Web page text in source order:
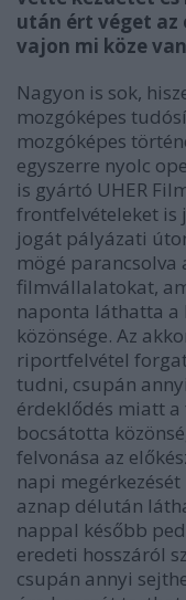
után ért véget az
vajon mi köze
Nagyon is sok,
mozgóképes
mozgóképes
egyszerre nyolc
is gyártó UHER
frontfelvételeket is
jogát pályázati
mögé parancsolva
filmvállalatokat,
naponta láthatta a
közönsége. Az
riportfelvétel
tudni, csupán
érdeklődés miatt
bocsátotta
felvonása az
napi
aznap délután
nappal később
eredeti hosszáról
csupán annyi